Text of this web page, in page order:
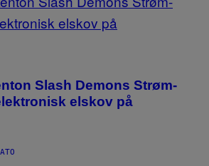
Slash Demons Strøm-
elskov på